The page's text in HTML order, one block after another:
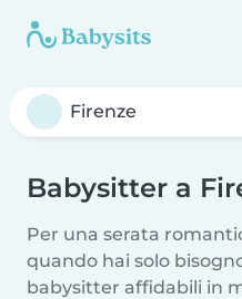
Babysitter a
Per una serata
quando hai solo
babysitter affidabili in